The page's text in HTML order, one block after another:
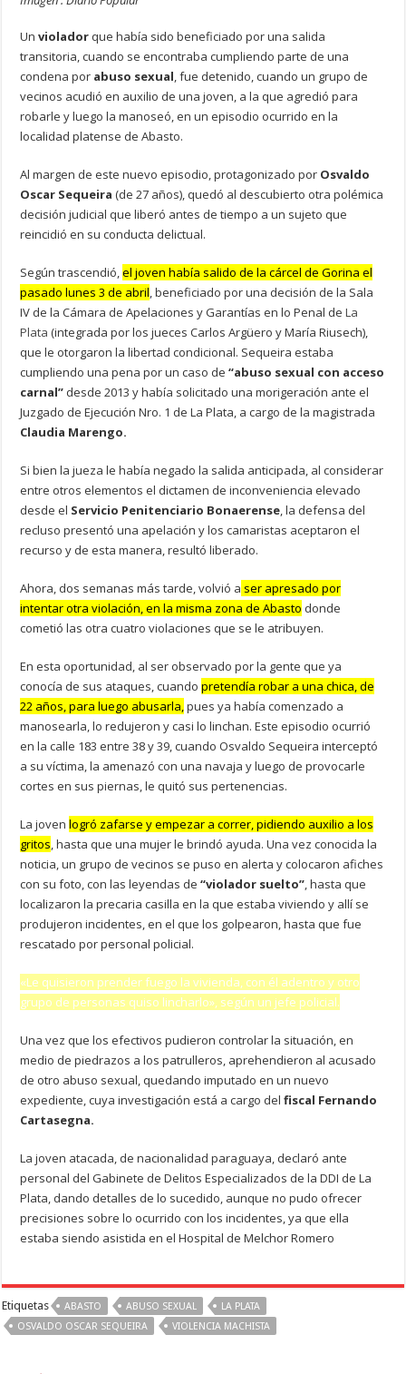
Unvioladorque había sido beneficiado por una salida
transitoria, cuando se encontraba cumpliendo parte de una
condena por abuso sexual , fue detenido, cuando un grupo de
vecinos acudió en auxilio de una joven, a la que agredió para
robarle y luego la manoseó, en un episodio ocurrido en la
localidad platense de Abasto.
Al margen de este nuevo episodio, protagonizado por Osvaldo
Oscar Sequeira (de 27 años), quedó al descubierto otra polémica
decisión judicial que liberó antes de tiempo a un sujeto que
reincidió en su conducta delictual.
Según trascendió,el joven había salido de la cárcel de Gorina el
pasado lunes 3 de abril , beneficiado por una decisión de la Sala
IV de la Cámara de Apelaciones y Garantías en lo Penal deLa
Plata (integrada por los jueces Carlos Argüero y María Riusech),
que le otorgaron la libertad condicional. Sequeira estaba
cumpliendo una pena por un caso de “abuso sexual con acceso
carnal” desde 2013 y había solicitado una morigeración ante el
Juzgado de Ejecución Nro. 1 de La Plata, a cargo de la magistrada
Claudia Marengo.
Si bien la jueza le había negado la salida anticipada, al considerar
entre otros elementos el dictamen de inconveniencia elevado
desde el Servicio Penitenciario Bonaerense , la defensa del
recluso presentó una apelación y los camaristas aceptaron el
recurso y de esta manera, resultó liberado.
Ahora, dos semanas más tarde, volvió a ser apresado por
intentar otra violación, en la misma zona de Abasto donde
cometió las otra cuatro violaciones que se le atribuyen.
En esta oportunidad, al ser observado por la gente que ya
conocía de sus ataques, cuandopretendía robar a una chica, de
22 años, para luego abusarla, pues ya había comenzado a
manosearla, lo redujeron y casi lo linchan. Este episodio ocurrió
en la calle 183 entre 38 y 39, cuando Osvaldo Sequeira interceptó
a su víctima, la amenazó con una navaja y luego de provocarle
cortes en sus piernas, le quitó sus pertenencias.
La jovenlogró zafarse y empezar a correr, pidiendo auxilio a los
gritos , hasta que una mujer le brindó ayuda. Una vez conocida la
noticia, un grupo de vecinos se puso en alerta y colocaron afiches
con su foto, con las leyendas de“violador suelto” , hasta que
localizaron la precaria casilla en la que estaba viviendo y allí se
produjeron incidentes, en el que los golpearon, hasta que fue
rescatado por personal policial.
«Le quisieron prender fuego la vivienda, con él adentro y otro
grupo de personas quiso lincharlo», según un jefe policial.
Una vez que los efectivos pudieron controlar la situación, en
medio de piedrazos a los patrulleros, aprehendieron al acusado
de otro abuso sexual, quedando imputado en un nuevo
expediente, cuya investigación está a cargo delfiscal Fernando
Cartasegna.
La joven atacada, de nacionalidad paraguaya, declaró ante
personal del Gabinete de Delitos Especializados de la DDI de La
Plata, dando detalles de lo sucedido, aunque no pudo ofrecer
precisiones sobre lo ocurrido con los incidentes, ya que ella
estaba siendo asistida en el Hospital de Melchor Romero
Etiquetas ABASTO ABUSO SEXUAL
LA PLATA
OSVALDO OSCAR SEQUEIRA
VIOLENCIA MACHISTA